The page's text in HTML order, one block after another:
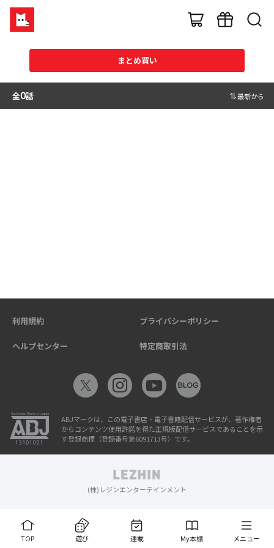
まとめ買い
全0話 最新から
TOP 遊び 連載 My本棚 メニュー
利用規約 プライバシーポリシー
ヘルプセンター 特定商取引法
ABJマークは、この電子書店・電子書籍配信サービスが、著作権者
からコンテンツ使用許諾を得た正規版配信サービスであることを示
す登録商標（登録番号第6091713号）です。
(株)レジンエンターテインメント